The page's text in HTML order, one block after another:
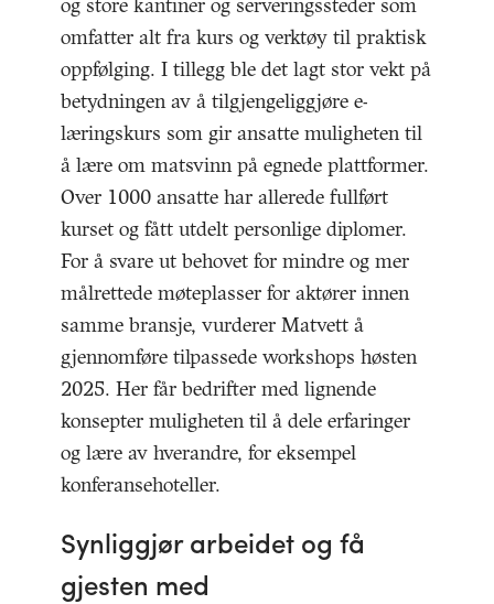
og store kantiner og serveringssteder som
omfatter alt fra kurs og verktøy til praktisk
oppfølging. I tillegg ble det lagt stor vekt på
betydningen av å tilgjengeliggjøre e-
læringskurs som gir ansatte muligheten til
å lære om matsvinn på egnede plattformer.
Over 1000 ansatte har allerede fullført
kurset og fått utdelt personlige diplomer.
For å svare ut behovet for mindre og mer
målrettede møteplasser for aktører innen
samme bransje, vurderer Matvett å
gjennomføre tilpassede workshops høsten
2025. Her får bedrifter med lignende
konsepter muligheten til å dele erfaringer
og lære av hverandre, for eksempel
konferansehoteller.
Synliggjør arbeidet og få
gjesten med